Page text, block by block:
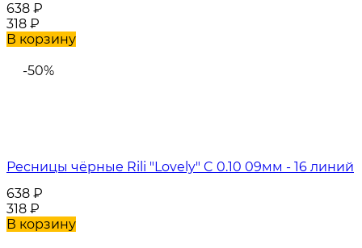
638 ₽
318 ₽
В корзину
-50%
Ресницы чёрные Rili "Lovely" C 0.10 09мм - 16 линий
638 ₽
318 ₽
В корзину